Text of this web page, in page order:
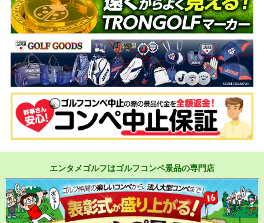
エンタメゴルフはゴルフコンペ景品の専門店